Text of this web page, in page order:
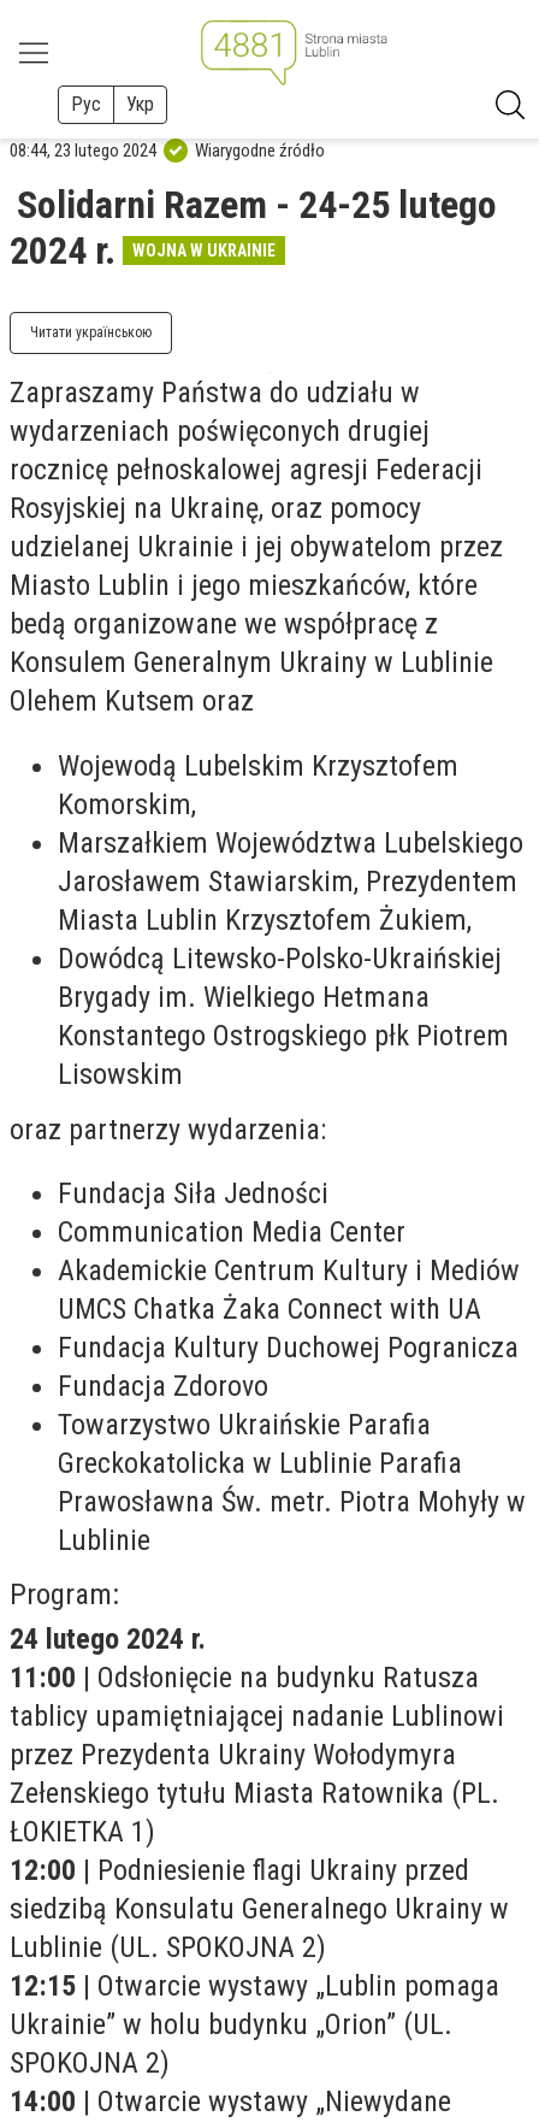
Рус Укр
08:44, 23 lutego 2024 Wiarygodne źródło
Solidarni Razem - 24-25 lutego
2024 r.
WOJNA W UKRAINIE
Читати українською
Zapraszamy Państwa do udziału w
wydarzeniach poświęconych drugiej
rocznicę pełnoskalowej agresji Federacji
Rosyjskiej na Ukrainę, oraz pomocy
udzielanej Ukrainie i jej obywatelom przez
Miasto Lublin i jego mieszkańców, które
bedą organizowane we współpracę z
Konsulem Generalnym Ukrainy w Lublinie
Olehem Kutsem oraz
Wojewodą Lubelskim Krzysztofem
Komorskim,
Marszałkiem Województwa Lubelskiego
Jarosławem Stawiarskim, Prezydentem
Miasta Lublin Krzysztofem Żukiem,
Dowódcą Litewsko-Polsko-Ukraińskiej
Brygady im. Wielkiego Hetmana
Konstantego Ostrogskiego płk Piotrem
Lisowskim
oraz partnerzy wydarzenia:
Fundacja Siła Jedności
Communication Media Center
Akademickie Centrum Kultury i Mediów
UMCS Chatka Żaka Connect with UA
Fundacja Kultury Duchowej Pogranicza
Fundacja Zdorovo
Towarzystwo Ukraińskie Parafia
Greckokatolicka w Lublinie Parafia
Prawosławna Św. metr. Piotra Mohyły w
Lublinie
Program:
24 lutego 2024 r.
11:00 | Odsłonięcie na budynku Ratusza
tablicy upamiętniającej nadanie Lublinowi
przez Prezydenta Ukrainy Wołodymyra
Zełenskiego tytułu Miasta Ratownika (PL.
ŁOKIETKA 1)
12:00 | Podniesienie flagi Ukrainy przed
siedzibą Konsulatu Generalnego Ukrainy w
Lublinie (UL. SPOKOJNA 2)
12:15 | Otwarcie wystawy „Lublin pomaga
Ukrainie” w holu budynku „Orion” (UL.
SPOKOJNA 2)
14:00 | Otwarcie wystawy „Niewydane